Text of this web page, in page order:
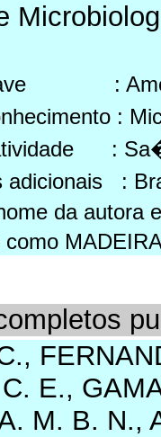
:
:
:
adicionais :
da
E.,
M. B. N.,